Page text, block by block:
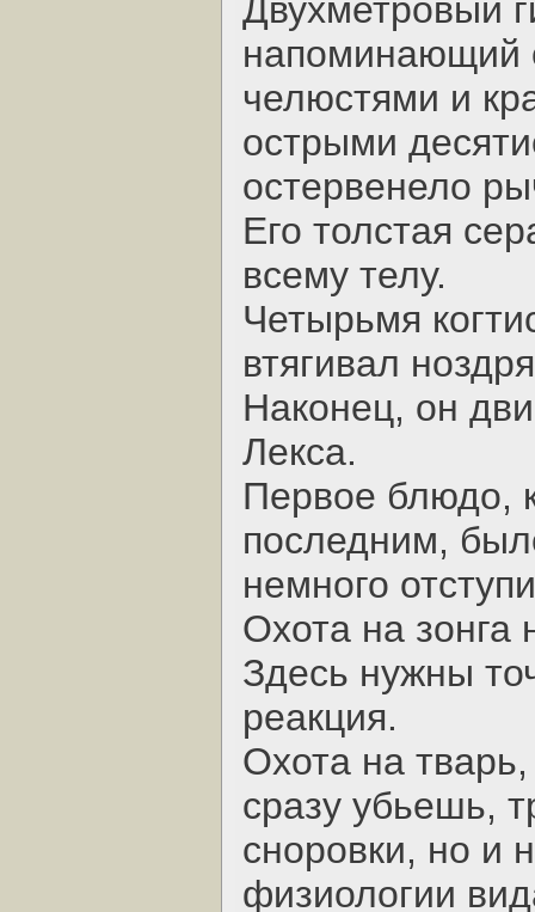
Двухметровый
напоминающий
челюстями и
острыми
остервенело
Его толстая
всему телу.
Четырьмя
втягивал
Наконец, он
Лекса.
Первое блюдо,
последним,
немного
Охота на зонга
Здесь нужны
реакция.
Охота на
сразу убьешь,
сноровки, но и
физиологии